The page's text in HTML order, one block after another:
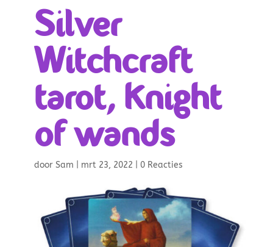
Silver
Witchcraft
tarot, Knight
of wands
door Sam mrt 23, 2022 0 Reacties